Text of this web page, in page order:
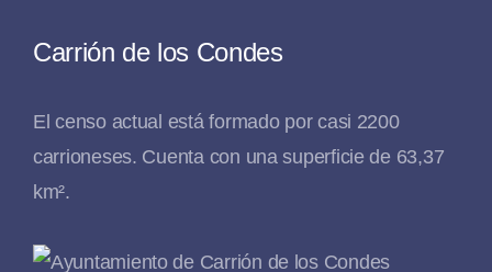
Carrión de los Condes
El censo actual está formado por casi 2200
carrioneses. Cuenta con una superficie de 63,37
km².